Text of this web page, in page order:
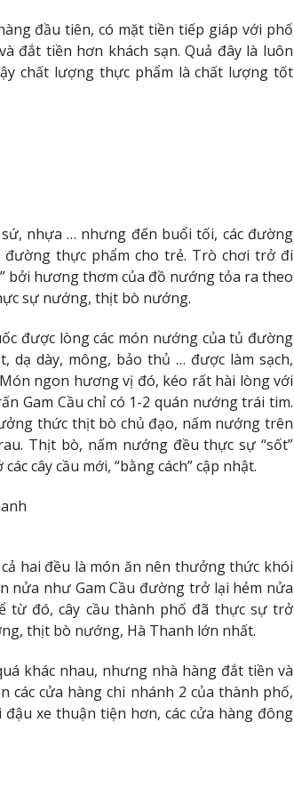
đầu tiên, có mặt tiền tiếp giáp với phố
đắt tiền hơn khách sạn. Quả đây là luôn
chất lượng thực phẩm là chất lượng tốt
nhựa … nhưng đến buổi tối, các đường
thực phẩm cho trẻ. Trò chơi trở đi
bởi hương thơm của đồ nướng tỏa ra theo
sự nướng, thịt bò nướng.
được lòng các món nướng của tủ đường
dày, mông, bảo thủ … được làm sạch,
ngon hương vị đó, kéo rất hài lòng với
Gam Cầu chỉ có 1-2 quán nướng trái tim.
thức thịt bò chủ đạo, nấm nướng trên
Thịt bò, nấm nướng đều thực sự “sốt”
cây cầu mới, “bằng cách” cập nhật.
hai đều là món ăn nên thưởng thức khói
nửa như Gam Cầu đường trở lại hẻm nửa
từ đó, cây cầu thành phố đã thực sự trở
thịt bò nướng, Hà Thanh lớn nhất.
khác nhau, nhưng nhà hàng đắt tiền và
các cửa hàng chi nhánh 2 của thành phố,
đậu xe thuận tiện hơn, các cửa hàng đông